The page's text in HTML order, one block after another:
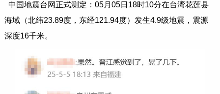
中国地震台网正式测定：05月05日18时10分在台湾花莲县
海域（北纬23.89度，东经121.94度）发生4.9级地震，震源
深度16千米。